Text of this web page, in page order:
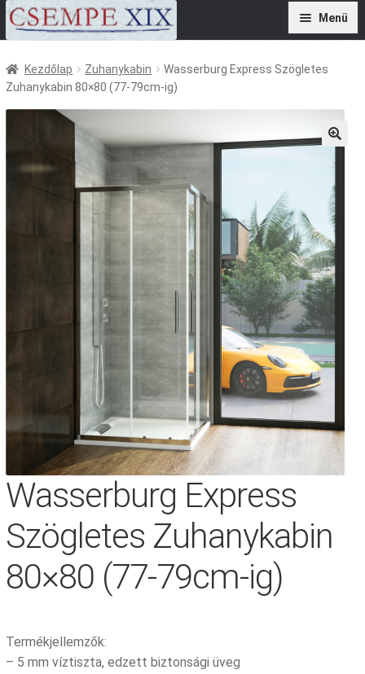
Ugrás
Kilépés
Menü
Szolgáltatások
Referenciák
Kivitelezőknek
Kapcsolat
Kezdőlap Zuhanykabin
Wasserburg Express Szögletes
Zuhanykabin 80×80 (77-79cm-ig)
Wasserburg Express
Szögletes Zuhanykabin
80×80 (77-79cm-ig)
Termékjellemzők:
– 5 mm víztiszta, edzett biztonsági üveg